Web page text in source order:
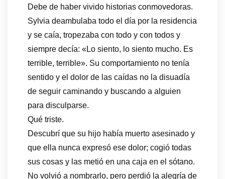
Debe de haber vivido historias conmovedoras.
Sylvia deambulaba todo el día por la residencia
y se caía, tropezaba con todo y con todos y
siempre decía: «Lo siento, lo siento mucho. Es
terrible, terrible». Su comportamiento no tenía
sentido y el dolor de las caídas no la disuadía
de seguir caminando y buscando a alguien
para disculparse.
Qué triste.
Descubrí que su hijo había muerto asesinado y
que ella nunca expresó ese dolor; cogió todas
sus cosas y las metió en una caja en el sótano.
No volvió a nombrarlo, pero perdió la alegría de